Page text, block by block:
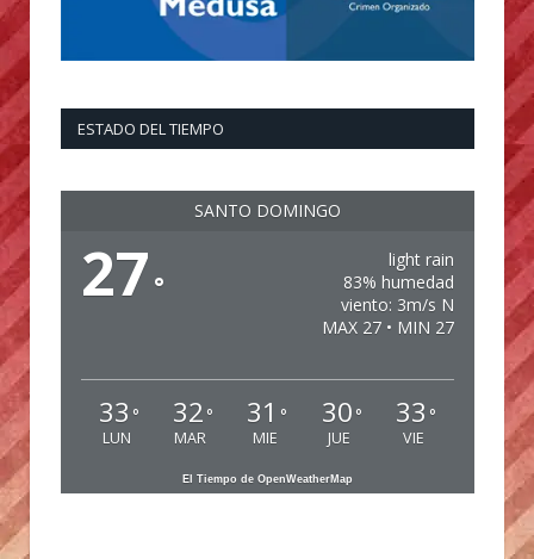
ESTADO DEL TIEMPO
SANTO DOMINGO
27 °
light rain
83% humedad
viento: 3m/s N
MAX 27 • MIN 27
33 °
LUN
32 °
MAR
31 °
MIE
30 °
JUE
33 °
VIE
El Tiempo de OpenWeatherMap